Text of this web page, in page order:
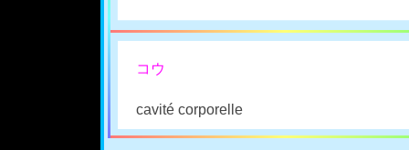
コウ
cavité corporelle